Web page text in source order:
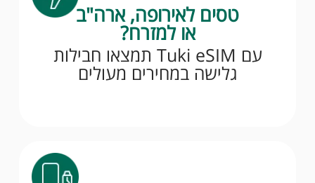
טסים לאירופה, ארה"ב
או למזרח?
עם Tuki eSIM תמצאו חבילות
גלישה במחירים מעולים